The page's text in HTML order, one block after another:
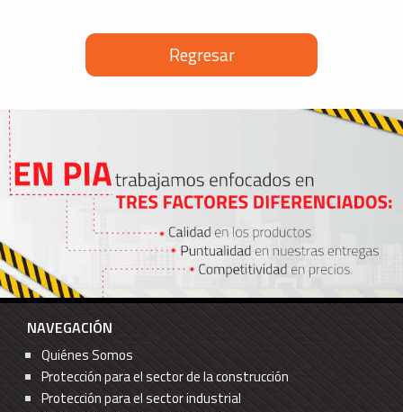
Regresar
NAVEGACIÓN
Quiénes Somos
Protección para el sector de la construcción
Protección para el sector industrial